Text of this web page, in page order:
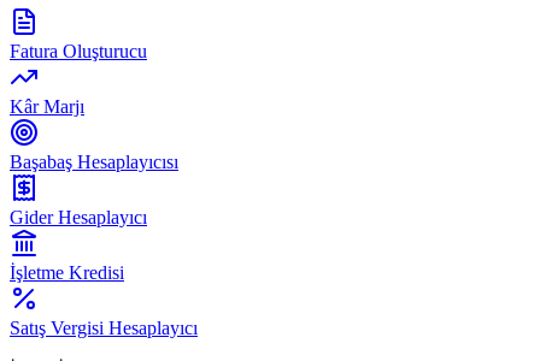
Fatura Oluşturucu
Kâr Marjı
Başabaş Hesaplayıcısı
Gider Hesaplayıcı
İşletme Kredisi
Satış Vergisi Hesaplayıcı